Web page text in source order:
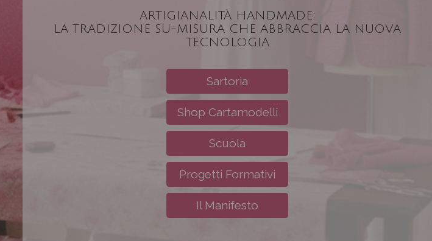
ARTIGIANALITÀ HANDMADE:
LA TRADIZIONE SU-MISURA CHE ABBRACCIA LA NUOVA
TECNOLOGIA
Sartoria
Shop Cartamodelli
Scuola
Progetti Formativi
Il Manifesto